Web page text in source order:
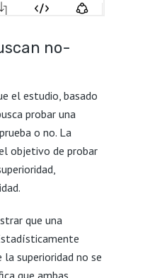
no-
el estudio, basado
probar una
o no. La
objetivo de probar
que una
la superioridad no se
que ambas